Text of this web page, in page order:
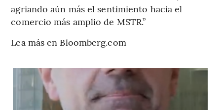
agriando aún más el sentimiento hacia el
comercio más amplio de MSTR.”
Lea más en Bloomberg.com